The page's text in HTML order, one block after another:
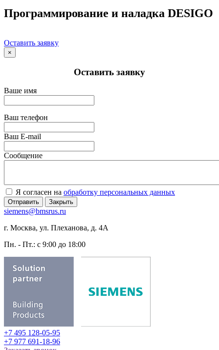
Программирование и наладка DESIGO
Оставить заявку
×
Оставить заявку
Ваше имя
Ваш телефон
Ваш E-mail
Сообщение
Я согласен на обработку персональных данных
Отправить Закрыть
siemens@bmsrus.ru
г. Москва, ул. Плеханова, д. 4А
Пн. - Пт.: c 9:00 до 18:00
+7 495 128-05-95
+7 977 691-18-96